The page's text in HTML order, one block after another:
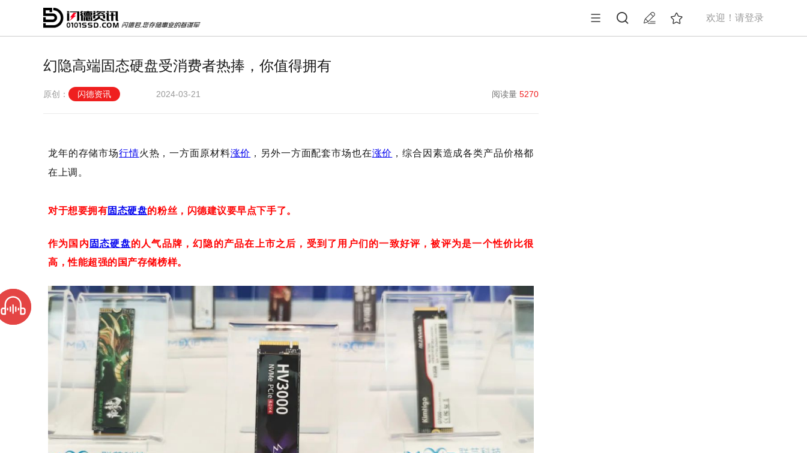
欢迎！请登录
幻隐高端固态硬盘受消费者热捧，你值得拥有
原创： 闪德资讯 2024-03-21 阅读量 5270
龙年的存储市场行情火热，一方面原材料涨价 ，另外一方面配套市场也在涨价 ，综合因素造成各类产品价格都
在上调。
对于想要拥有固态硬盘的粉丝，闪德建议要早点下手了。
作为国内 固态硬盘的人气品牌，幻隐的产品在上市之后，受到了用户们的一致好评，被评为是一个性价比很
高，性能超强的国产存储榜样。